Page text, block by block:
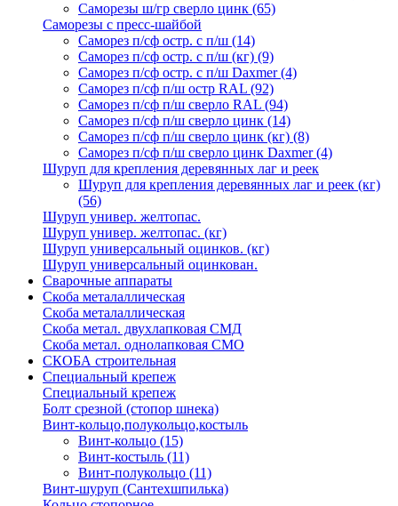
Саморезы ш/гр сверло цинк (65)
Саморезы с пресс-шайбой
Саморез п/сф остр. с п/ш (14)
Саморез п/сф остр. с п/ш (кг) (9)
Саморез п/сф остр. с п/ш Daxmer(4)
Саморез п/сф п/ш остр RAL (92)
Саморез п/сф п/ш сверло RAL (94)
Саморез п/сф п/ш сверло цинк (14)
Саморез п/сф п/ш сверло цинк (кг) (8)
Саморез п/сф п/ш сверло цинк Daxmer(4)
Шуруп для крепления деревянных лаг и реек
Шуруп для крепления деревянных лаг и реек (кг)
(56)
Шуруп универ. желтопас.
Шуруп универ. желтопас. (кг)
Шуруп универсальный оцинков. (кг)
Шуруп универсальный оцинкован.
Сварочные аппараты
Скоба металаллическая
Скоба металаллическая
Скоба метал. двухлапковая СМД
Скоба метал. однолапковая СМО
СКОБА строительная
Специальный крепеж
Специальный крепеж
Болт срезной (стопор шнека)
Винт-кольцо,полукольцо,костыль
Винт-кольцо (15)
Винт-костыль (11)
Винт-полукольцо (11)
Винт-шуруп (Сантехшпилька)